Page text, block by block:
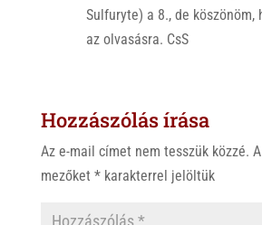
Sulfuryte) a 8., de
az olvasásra. CsS
Hozzászólás írása
Az e-mail címet nem tesszük közzé.
mezőket *karakterrel jelöltük